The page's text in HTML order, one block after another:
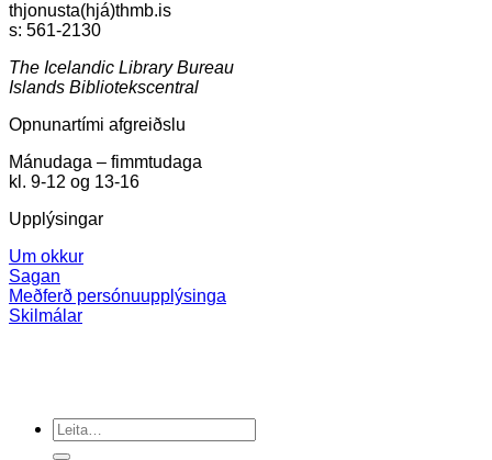
thjonusta(hjá)thmb.is
s: 561-2130
The Icelandic Library Bureau
Islands Bibliotekscentral
Opnunartími afgreiðslu
Mánudaga – fimmtudaga
kl. 9-12 og 13-16
Upplýsingar
Um okkur
Sagan
Meðferð persónuupplýsinga
Skilmálar
Search
for: